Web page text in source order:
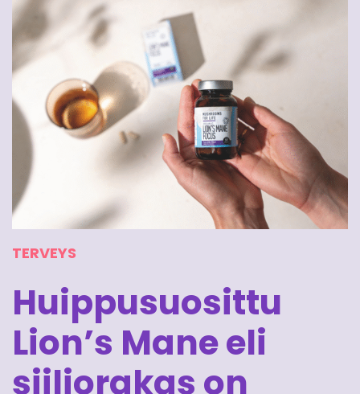
TERVEYS
Huippusuosittu
Lion’s Mane eli
siiliorakas on